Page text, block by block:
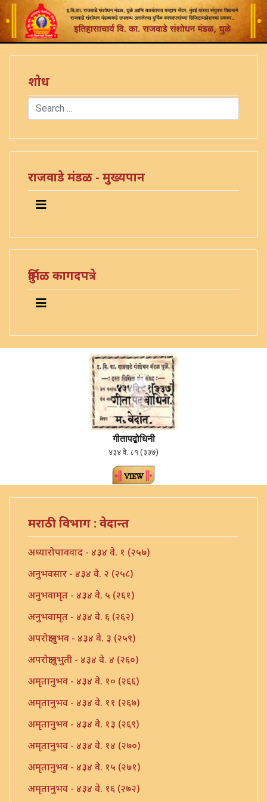
शोध
Search
राजवाडे मंडळ - मुख्यपान
दुर्मिळ कागदपत्रे
गीतापद्बोधिनी
४३४ वे. ८१ (३३७)
मराठी विभाग : वेदान्त
अध्यारोपाववाद - ४३४ वे. १ (२५७)
अनुभवसार - ४३४ वे. २ (२५८)
अनुभवामृत - ४३४ वे. ५ (२६१)
अनुभवामृत - ४३४ वे. ६ (२६२)
अपरोक्षानुभव - ४३४ वे. ३ (२५९)
अपरोक्षानुभुती - ४३४ वे. ४ (२६०)
अमृतानुभव - ४३४ वे. १० (२६६)
अमृतानुभव - ४३४ वे. ११ (२६७)
अमृतानुभव - ४३४ वे. १३ (२६९)
अमृतानुभव - ४३४ वे. १४ (२७०)
अमृतानुभव - ४३४ वे. १५ (२७१)
अमृतानुभव - ४३४ वे. १६ (२७२)